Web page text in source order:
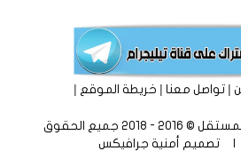
|تواصل معنا|خريطة الموقع |
موقع ( لا ) الأخباري المستقل © 2016 - 2018 جميع الحقوق
تصميم أمنية جرافيكس